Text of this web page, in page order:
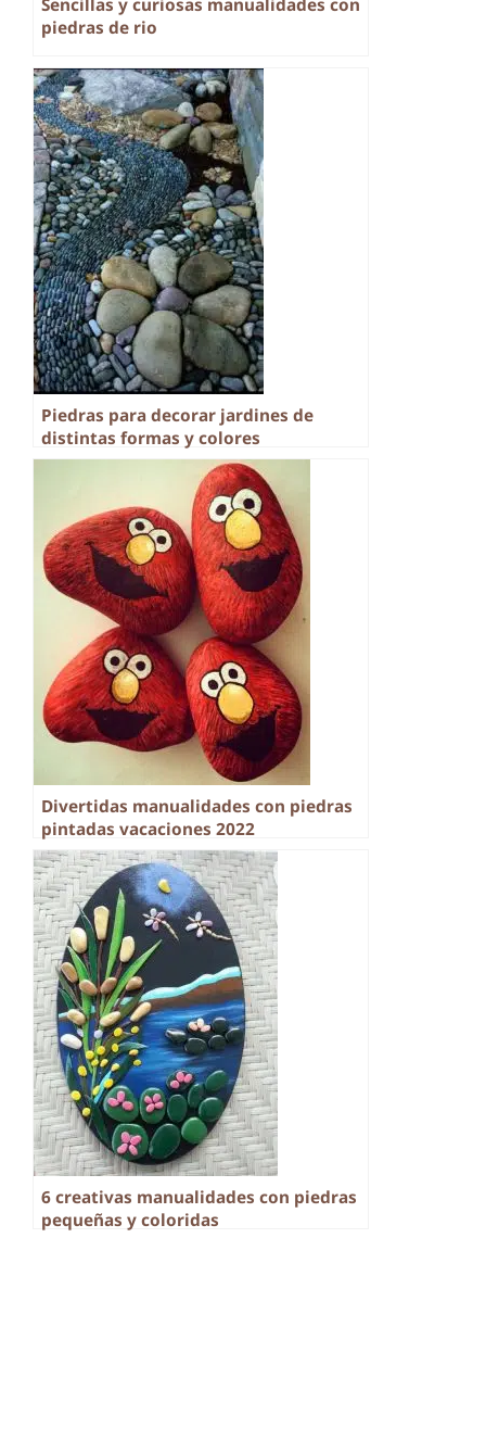
piedras de rio
Piedras para decorar jardines de
distintas formas y colores
Divertidas manualidades con piedras
pintadas vacaciones 2022
6 creativas manualidades con piedras
pequeñas y coloridas